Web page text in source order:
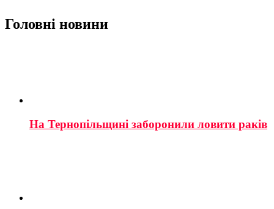
Головні новини
На Тернопільщині заборонили ловити раків